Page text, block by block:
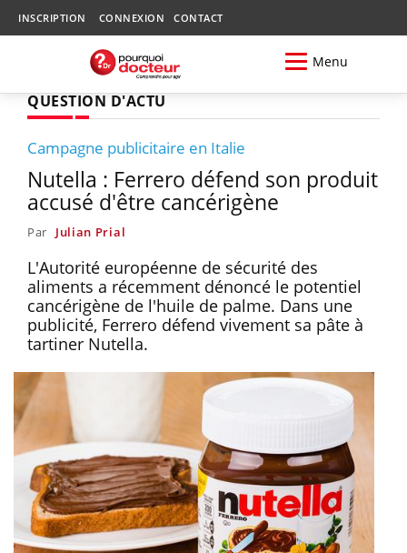
INSCRIPTION CONNEXION CONTACT
Menu
QUESTION D'ACTU
Campagne publicitaire en Italie
Nutella : Ferrero défend son produit
accusé d'être cancérigène
Par Julian Prial
L'Autorité européenne de sécurité des
aliments a récemment dénoncé le potentiel
cancérigène de l'huile de palme. Dans une
publicité, Ferrero défend vivement sa pâte à
tartiner Nutella.